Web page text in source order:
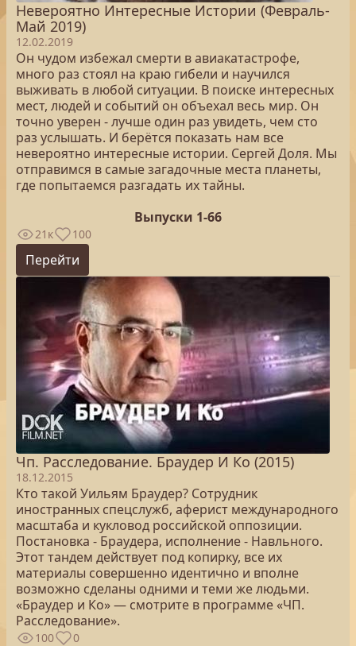
Невероятно Интересные Истории (Февраль-
Май 2019)
12.02.2019
Он чудом избежал смерти в авиакатастрофе,
много раз стоял на краю гибели и научился
выживать в любой ситуации. В поиске интересных
мест, людей и событий он объехал весь мир. Он
точно уверен - лучше один раз увидеть, чем сто
раз услышать. И берётся показать нам все
невероятно интересные истории. Сергей Доля. Мы
отправимся в самые загадочные места планеты,
где попытаемся разгадать их тайны.
Выпуски 1-66
21к 100
Перейти
Чп. Расследование. Браудер И Ко (2015)
18.12.2015
Кто такой Уильям Браудер? Сотрудник
иностранных спецслужб, аферист международного
масштаба и кукловод российской оппозиции.
Постановка - Браудера, исполнение - Навльного.
Этот тандем действует под копирку, все их
материалы совершенно идентично и вполне
возможно сделаны одними и теми же людьми.
«Браудер и Ко» — смотрите в программе «ЧП.
Расследование».
100 0